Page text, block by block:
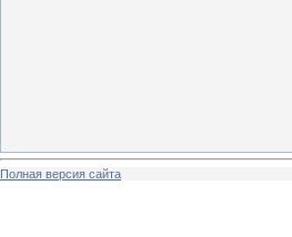
Полная версия сайта